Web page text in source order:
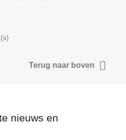
Terug naar boven 
nieuws en